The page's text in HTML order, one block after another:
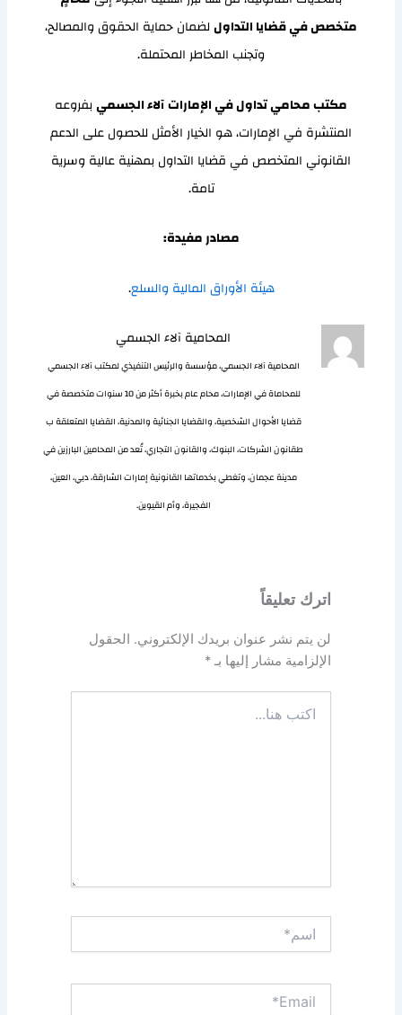
متخصص في قضايا التداوللضمان حماية الحقوق والمصالح،
وتجنب المخاطر المحتملة.
مكتب محامي تداول في الإماراتآلاء الجسميبفروعه
المنتشرة في الإمارات، هو الخيار الأمثل للحصول على الدعم
القانوني المتخصص في قضايا التداول بمهنية عالية وسرية
تامة.
مصادر مفيدة:
هيئة الأوراق المالية والسلع.
المحامية آلاء الجسمي
المحامية آلاء الجسمي، مؤسسة والرئيس التنفيذي لمكتب آلاء الجسمي
للمحاماة في الإمارات، محام عام بخبرة أكثر من 10 سنوات متخصصة في
قضايا الأحوال الشخصية، والقضايا الجنائية والمدنية، القضايا المتعلقة ب
طقانون الشركات، البنوك، والقانون التجاري، تُعد من المحامين البارزين في
مدينة عجمان، وتغطي بخدماتها القانونية إمارات الشارقة، دبي، العين،
الفجيرة، وأم القيوين.
اترك تعليقاً
لن يتم نشر عنوان بريدك الإلكتروني. الحقول
الإلزامية مشار إليها بـ *
هنا...